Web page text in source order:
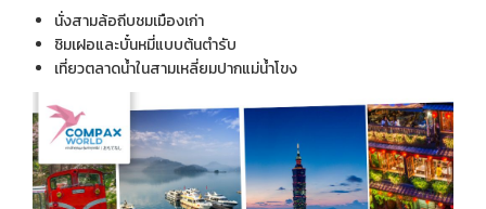
นั่งสามล้อถีบชมเมืองเก่า
ชิมเฝอและบั๋นหมี่แบบต้นตำรับ
เที่ยวตลาดน้ำในสามเหลี่ยมปากแม่น้ำโขง